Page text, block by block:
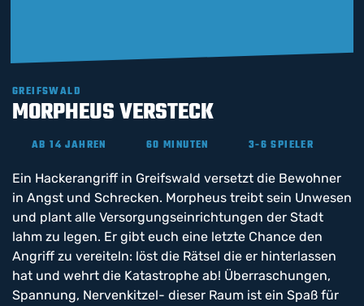
GREIFSWALD
MORPHEUS VERSTECK
AB 14 JAHREN 60 MINUTEN 3-6 SPIELER
Ein Hackerangriff in Greifswald versetzt die Bewohner
in Angst und Schrecken. Morpheus treibt sein Unwesen
und plant alle Versorgungseinrichtungen der Stadt
lahm zu legen. Er gibt euch eine letzte Chance den
Angriff zu vereiteln: löst die Rätsel die er hinterlassen
hat und wehrt die Katastrophe ab! Überraschungen,
Spannung, Nervenkitzel- dieser Raum ist ein Spaß für